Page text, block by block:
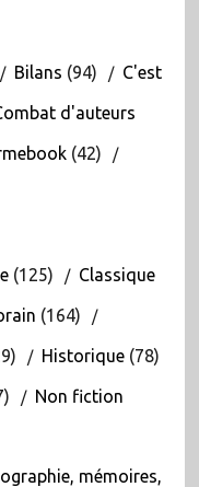
Bilans (94) C'est
d'auteurs
(42)
(125) Classique
(164)
Historique(78)
Non fiction
mémoires,